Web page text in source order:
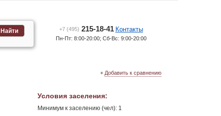
Найти +7 (495) 215-18-41 Контакты
Пн-Пт: 8:00-20:00; Сб-Вс: 9:00-20:00
+ Добавить к сравнению
Условия заселения:
Минимум к заселению (чел): 1